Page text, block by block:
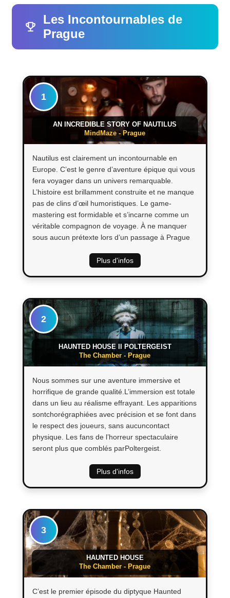
Les Incontournables de
Prague
1
AN INCREDIBLE STORY OF NAUTILUS
MindMaze - Prague
Nautilus est clairement un incontournable en
Europe. C’est le genre d’aventure épique qui vous
fera voyager dans un univers remarquable.
L’histoire est brillamment construite et ne manque
pas de clins d’œil humoristiques. Le game-
mastering est formidable et s’incarne comme un
véritable compagnon de voyage. À ne manquer
sous aucun prétexte lors d’un passage à Prague
Plus d'infos
2
HAUNTED HOUSE II POLTERGEIST
The Chamber - Prague
Nous sommes sur une aventure immersive et
horrifique de grande qualité.L’immersion est totale
dans un lieu au réalisme effrayant. Les apparitions
sontchorégraphiées avec précision et se font dans
le respect des joueurs, sans aucuncontact
physique. Les fans de l’horreur spectaculaire
seront plus que comblés parPoltergeist.
Plus d'infos
3
HAUNTED HOUSE
The Chamber - Prague
C’est le premier épisode du diptyque Haunted